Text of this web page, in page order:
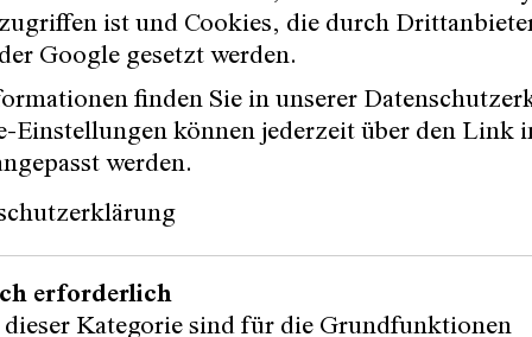
und auch Eigenkompositionen von
Streifzugs durch die Geschichte des
ist und Cookies, die durch
Google gesetzt werden.
finden Sie in unserer
Einstellungen können jederzeit über den Link
werden.
erforderlich
dieser Kategorie sind für die Grundfunktionen